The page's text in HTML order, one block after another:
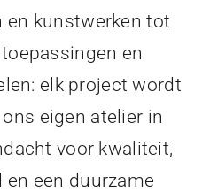
en kunstwerken tot
en
elk project wordt
eigen atelier in
voor kwaliteit,
en een duurzame